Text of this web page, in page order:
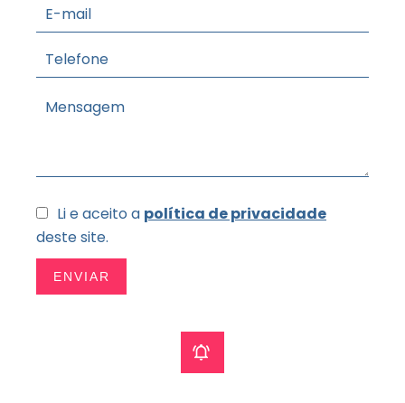
Li e aceito a política de privacidade
deste site.
ENVIAR